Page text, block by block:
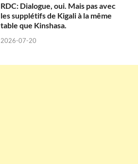
RDC: Dialogue, oui. Mais pas avec
les supplétifs de Kigali à la même
table que Kinshasa.
2026-07-20